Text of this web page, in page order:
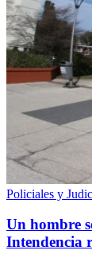
Policiales y
Un hombre
Intendencia